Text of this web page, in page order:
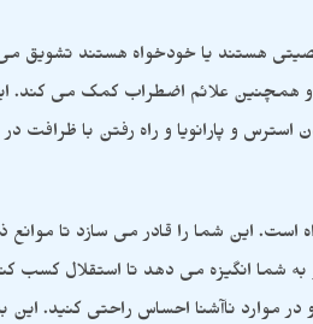
هستند یا خودخواه هستند تشویق می
همچنین علائم اضطراب کمک می کند.
و پارانویا و راه رفتن با ظرافت
این شما را قادر می سازد تا موانع
شما انگیزه می دهد تا استقلال کسب
در موارد ناآشنا احساس راحتی کنید.